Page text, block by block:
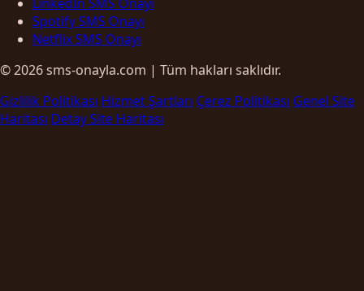
Spotify SMS Onayı
Netflix SMS Onayı
© 2026 sms-onayla.com | Tüm hakları saklıdır.
Gizlilik Politikası Hizmet Şartları Çerez Politikası Genel Site
Haritası Detay Site Haritası